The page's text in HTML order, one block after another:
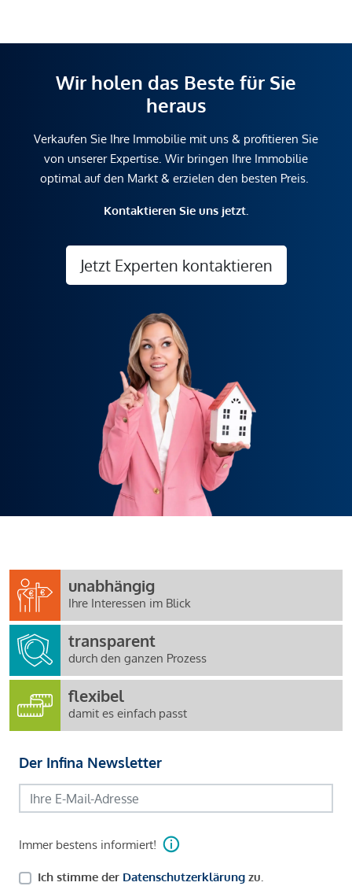
Wir holen das Beste für Sie
heraus
Verkaufen Sie Ihre Immobilie mit uns & profitieren Sie
von unserer Expertise. Wir bringen Ihre Immobilie
optimal auf den Markt & erzielen den besten Preis.
Kontaktieren Sie uns jetzt.
Jetzt Experten kontaktieren
unabhängig
Ihre Interessen im Blick
transparent
durch den ganzen Prozess
flexibel
damit es einfach passt
Der Infina Newsletter
Immer bestens informiert!
Ich stimme der Datenschutzerklärung zu.